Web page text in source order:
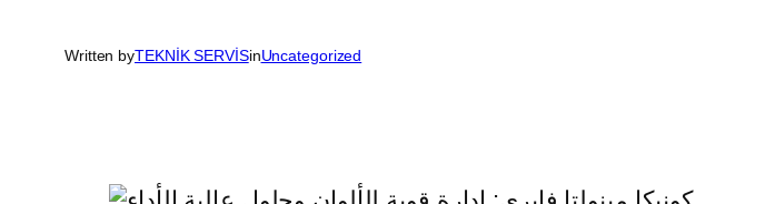
Written byTEKNİK SERVİSinUncategorized